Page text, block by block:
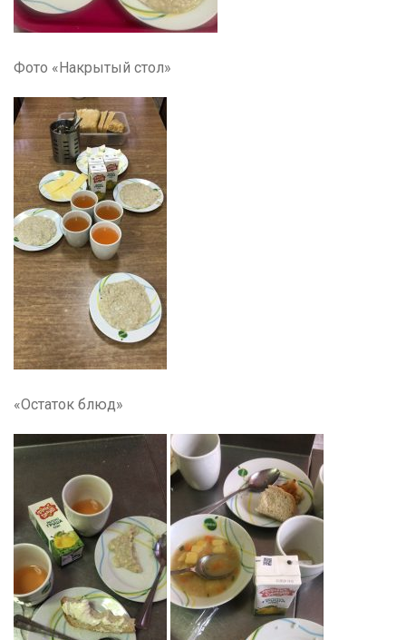
Фото «Накрытый стол»
«Остаток блюд»